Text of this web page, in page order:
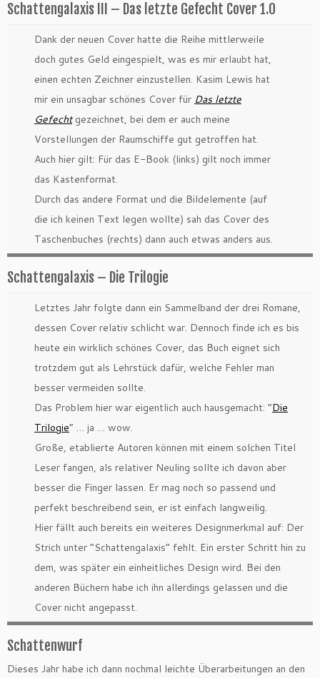
Schattengalaxis III – Das letzte Gefecht Cover 1.0
Dank der neuen Cover hatte die Reihe mittlerweile
doch gutes Geld eingespielt, was es mir erlaubt hat,
einen echten Zeichner einzustellen. Kasim Lewis hat
mir ein unsagbar schönes Cover für Das letzte
Gefechtgezeichnet, bei dem er auch meine
Vorstellungen der Raumschiffe gut getroffen hat.
Auch hier gilt: Für das E-Book (links) gilt noch immer
das Kastenformat.
Durch das andere Format und die Bildelemente (auf
die ich keinen Text legen wollte) sah das Cover des
Taschenbuches (rechts) dann auch etwas anders aus.
Schattengalaxis – Die Trilogie
Letztes Jahr folgte dann ein Sammelband der drei Romane,
dessen Cover relativ schlicht war. Dennoch finde ich es bis
heute ein wirklich schönes Cover, das Buch eignet sich
trotzdem gut als Lehrstück dafür, welche Fehler man
besser vermeiden sollte.
Das Problem hier war eigentlich auch hausgemacht: “Die
Trilogie” … ja … wow.
Große, etablierte Autoren können mit einem solchen Titel
Leser fangen, als relativer Neuling sollte ich davon aber
besser die Finger lassen. Er mag noch so passend und
perfekt beschreibend sein, er ist einfach langweilig.
Hier fällt auch bereits ein weiteres Designmerkmal auf: Der
Strich unter “Schattengalaxis” fehlt. Ein erster Schritt hin zu
dem, was später ein einheitliches Design wird. Bei den
anderen Büchern habe ich ihn allerdings gelassen und die
Cover nicht angepasst.
Schattenwurf
Dieses Jahr habe ich dann nochmal leichte Überarbeitungen an den